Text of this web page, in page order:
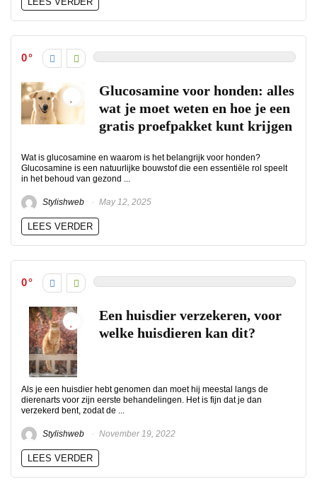
0
Glucosamine voor honden: alles
wat je moet weten en hoe je een
gratis proefpakket kunt krijgen
Wat is glucosamine en waarom is het belangrijk voor honden?
Glucosamine is een natuurlijke bouwstof die een essentiële rol speelt
in het behoud van gezond ...
Stylishweb May 12, 2025
LEES VERDER
0
Een huisdier verzekeren, voor
welke huisdieren kan dit?
Als je een huisdier hebt genomen dan moet hij meestal langs de
dierenarts voor zijn eerste behandelingen. Het is fijn dat je dan
verzekerd bent, zodat de ...
Stylishweb November 19, 2022
LEES VERDER